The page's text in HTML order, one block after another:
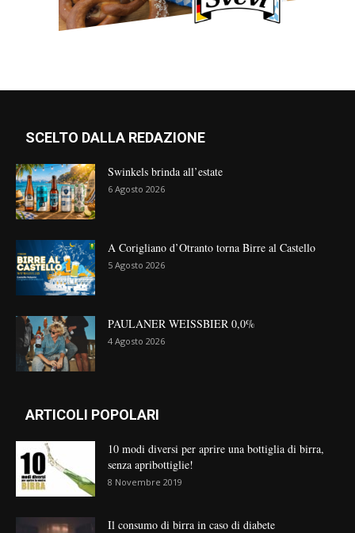
SCELTO DALLA REDAZIONE
Swinkels brinda all’estate
6 Agosto 2026
A Corigliano d’Otranto torna Birre al Castello
5 Agosto 2026
PAULANER WEISSBIER 0,0%
4 Agosto 2026
ARTICOLI POPOLARI
10 modi diversi per aprire una bottiglia di birra,
senza apribottiglie!
8 Novembre 2019
Il consumo di birra in caso di diabete